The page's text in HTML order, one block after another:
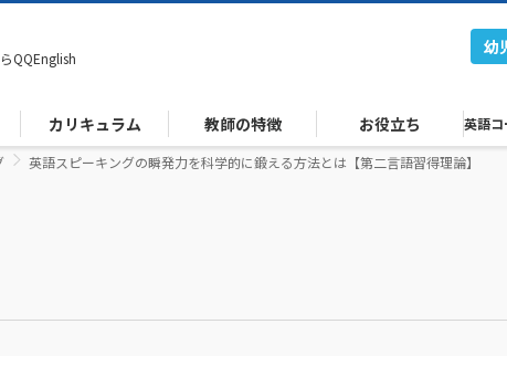
QQEnglish
幼
カリキュラム 教師の特徴 お役立ち 英語
英語スピーキングの瞬発力を科学的に鍛える方法とは【第二言語習得理論】